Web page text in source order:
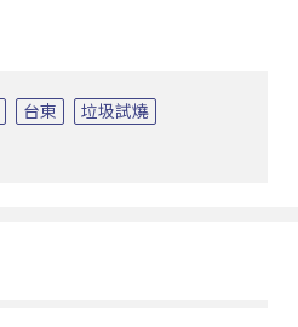
台東
垃圾試燒